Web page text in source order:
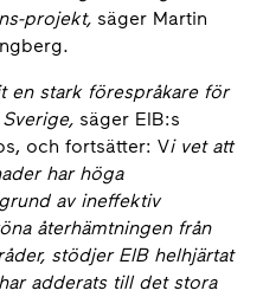
projekt, säger Martin
en stark förespråkare för
säger EIB:s
och fortsätter: Vi vet att
har höga
av ineffektiv
återhämtningen från
stödjer EIB helhjärtat
adderats till det stora